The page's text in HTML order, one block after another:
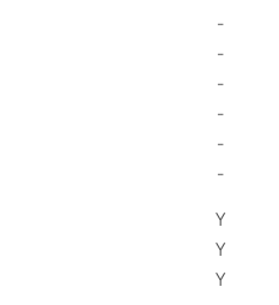
-
-
-
-
-
-
Y
Y
Y